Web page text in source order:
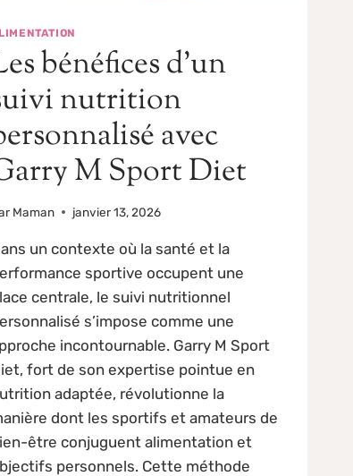
bénéfices d’un
nutrition
avec
M Sport Diet
Maman janvier 13, 2026
un contexte où la santé et la
sportive occupent une
centrale, le suivi nutritionnel
s’impose comme une
incontournable. Garry M Sport
fort de son expertise pointue en
adaptée, révolutionne la
dont les sportifs et amateurs de
être conjuguent alimentation et
personnels. Cette méthode